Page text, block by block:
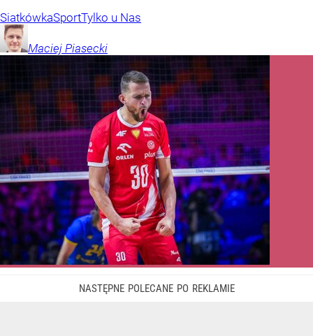
SiatkówkaSportTylko u Nas
Maciej Piasecki